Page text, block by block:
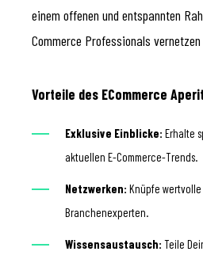
einem offenen und entspannten
Commerce Professionals
Vorteile des ECommerce
Exklusive Einblicke: Erhalte
aktuellen E-Commerce-Trends.
Netzwerken: Knüpfe
Branchenexperten.
Wissensaustausch: Teile